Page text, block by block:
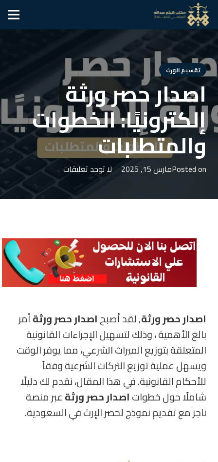
تقسيم الورث
اصدار حصر ورثة
إلكترونيًا: الخطوات
والمتطلبات
Posted onمارس 15, 2025 لا توجد تعليقات
اصدار حصر ورثة, لقد أصبحاصدار حصر ورثةأمر
بالغ الأهمية ، وذلك لتسهيل الإجراءات القانونية
المتعلقة بتوزيع الميراث الشرعي، مما يوفر الوقت
ويسهل عملية توزيع التركات الشرعية وفقاً
للأحكام القانونية. في هذا المقال، نقدم لك دليلًا
شاملًا حول خطواتاصدار حصر ورثةعبر منصة
ناجز مع تقديم نموذج لحصر الإرث في السعودية.